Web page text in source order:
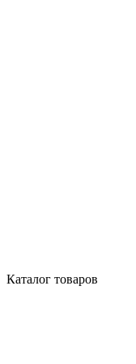
Каталог товаров